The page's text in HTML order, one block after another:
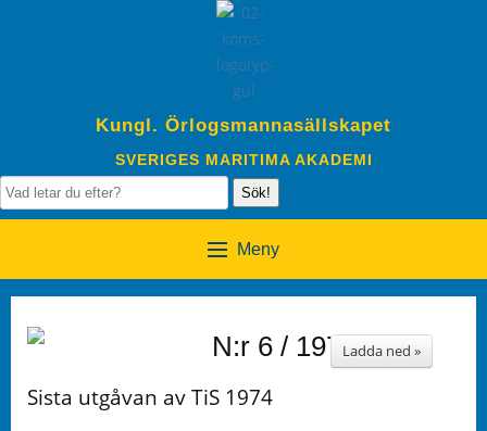
Kungl. Örlogsmannasällskapet
SVERIGES MARITIMA AKADEMI
Sök!
Meny
N:r 6 / 1974Ladda ned »
Sista utgåvan av TiS 1974